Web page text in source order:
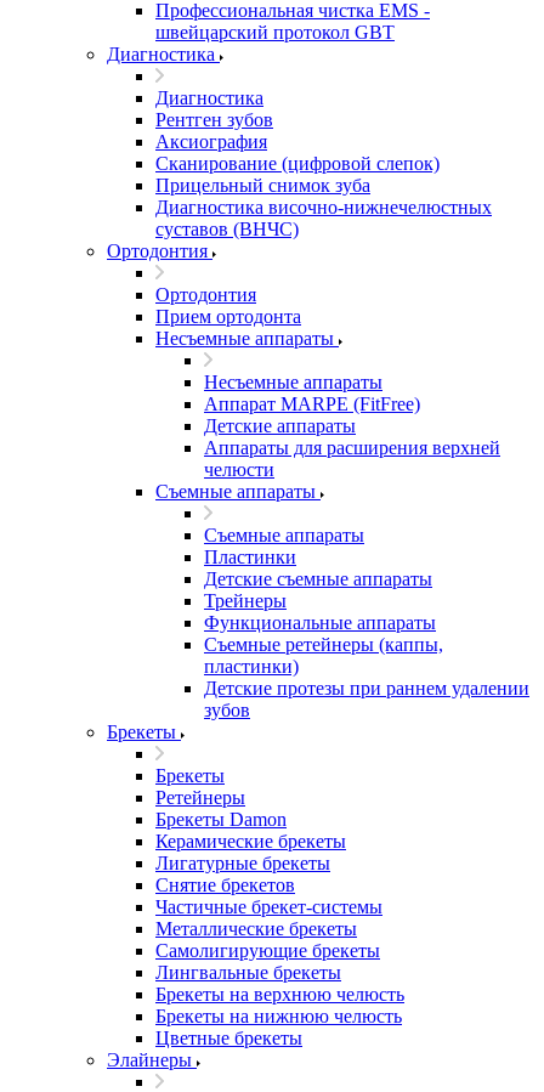
Профессиональная чистка EMS -
швейцарский протокол GBT
Диагностика
Диагностика
Рентген зубов
Аксиография
Сканирование (цифровой слепок)
Прицельный снимок зуба
Диагностика височно-нижнечелюстных
суставов (ВНЧС)
Ортодонтия
Ортодонтия
Прием ортодонта
Несъемные аппараты
Несъемные аппараты
Аппарат MARPE (FitFree)
Детские аппараты
Аппараты для расширения верхней
челюсти
Съемные аппараты
Съемные аппараты
Пластинки
Детские съемные аппараты
Трейнеры
Функциональные аппараты
Съемные ретейнеры (каппы,
пластинки)
Детские протезы при раннем удалении
зубов
Брекеты
Брекеты
Ретейнеры
Брекеты Damon
Керамические брекеты
Лигатурные брекеты
Снятие брекетов
Частичные брекет-системы
Металлические брекеты
Самолигирующие брекеты
Лингвальные брекеты
Брекеты на верхнюю челюсть
Брекеты на нижнюю челюсть
Цветные брекеты
Элайнеры